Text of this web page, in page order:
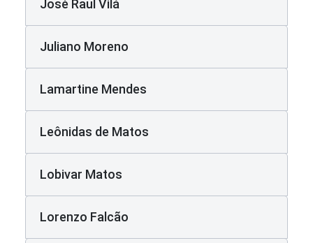
José Raul Vilá
Juliano Moreno
Lamartine Mendes
Leônidas de Matos
Lobivar Matos
Lorenzo Falcão